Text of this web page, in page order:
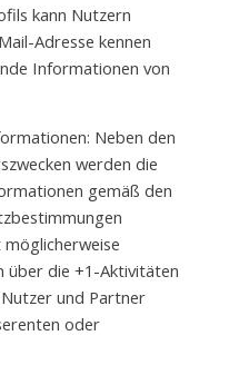
kann Nutzern
Adresse kennen
Informationen von
Neben den
werden die
gemäß den
über die +1-Aktivitäten
und Partner
oder